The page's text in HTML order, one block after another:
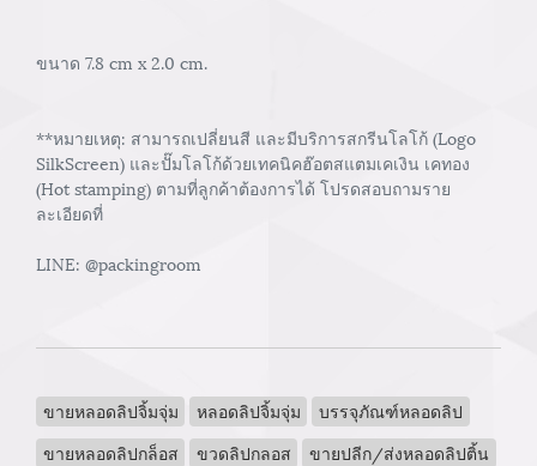
ขนาด 7.8 cm x 2.0 cm.
**หมายเหตุ: สามารถเปลี่ยนสี และมีบริการสกรีนโลโก้ (Logo
SilkScreen) และปั๊มโลโก้ด้วยเทคนิคฮ๊อตสแตมเคเงิน เคทอง
(Hot stamping) ตามที่ลูกค้าต้องการได้ โปรดสอบถามราย
ละเอียดที่
LINE: @packingroom
ขายหลอดลิปจิ้มจุ่ม หลอดลิปจิ้มจุ่ม
บรรจุภัณฑ์หลอดลิป
ขายหลอดลิปกล็อส
ขวดลิปกลอส
ขายปลีก/ส่งหลอดลิปติ้น